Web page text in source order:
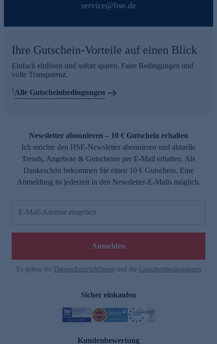
service@hse.de
Ihre Gutschein-Vorteile auf einen Blick
Einfach einlösen und sofort sparen. Faire Bedingungen und
volle Transparenz.
1Alle Gutscheinbedingungen
Newsletter abonnieren – 10 € Gutschein erhalten
Ich möchte den HSE-Newsletter abonnieren und aktuelle
Trends, Angebote & Gutscheine per E-Mail erhalten. Als
Dankeschön bekommen Sie einen 10 € Gutschein. Eine
Abmeldung ist jederzeit in den Newsletter-E-Mails möglich.
E-Mail-Adresse eingeben
Anmelden
Es gelten die Datenschutzrichtlinien und die Gutscheinbedingungen
Sicher einkaufen
Kundenbewertung